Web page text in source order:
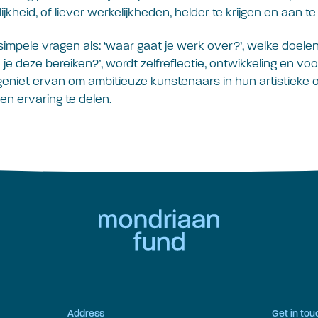
of liever werkelijkheden, helder te krijgen en aan
vragen als: ‘waar gaat je werk over?’, welke
deze bereiken?’, wordt zelfreflectie, ontwikkeling en
ervan om ambitieuze kunstenaars in hun artistieke
ervaring te delen.
Address Get in